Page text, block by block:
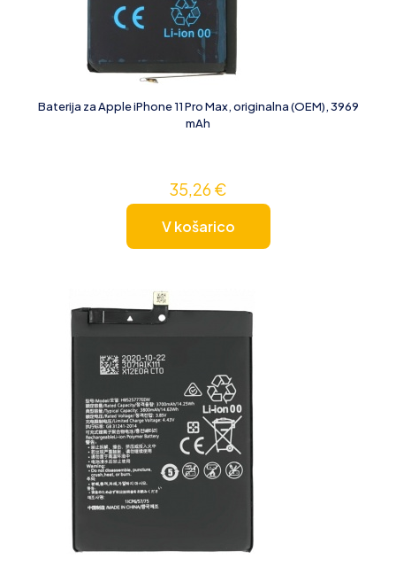
Baterija za Apple iPhone 11 Pro Max, originalna (OEM), 3969
mAh
35,26€
V košarico